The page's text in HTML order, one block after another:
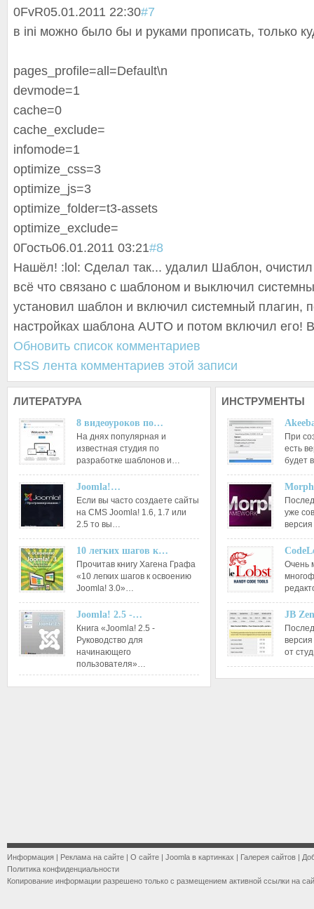
0FvR05.01.2011 22:30#7
в ini можно было бы и руками прописать, только
pages_profile=all=Default\n
devmode=1
cache=0
cache_exclude=
infomode=1
optimize_css=3
optimize_js=3
optimize_folder=t3-assets
optimize_exclude=
0Гость06.01.2011 03:21#8
Нашёл! :lol: Сделал так... удалил Шаблон,
всё что связано с шаблоном и выключил
установил шаблон и включил системный плагин,
настройках шаблона AUTO и потом включил его!
Обновить список комментариев
RSS лента комментариев этой записи
ЛИТЕРАТУРА
8 видеоуроков по…
На днях популярная и
известная студия по
разработке шаблонов и…
Joomla!…
Если вы часто создаете сайты
на CMS Joomla! 1.6, 1.7 или
2.5 то вы…
10 легких шагов к…
Прочитав книгу Хагена Графа
«10 легких шагов к освоению
Joomla! 3.0»…
Joomla! 2.5 -…
Книга «Joomla! 2.5 -
Руководство для
начинающего
пользователя»…
ИНСТРУМЕНТЫ
При
есть
будет
уже
Очень
JB
от
Информация | Реклама на сайте | О сайте | Joomla в картинках | Галерея сайтов |
Политика конфиденциальности
Копирование информации разрешено только с размещением активной ссылки на